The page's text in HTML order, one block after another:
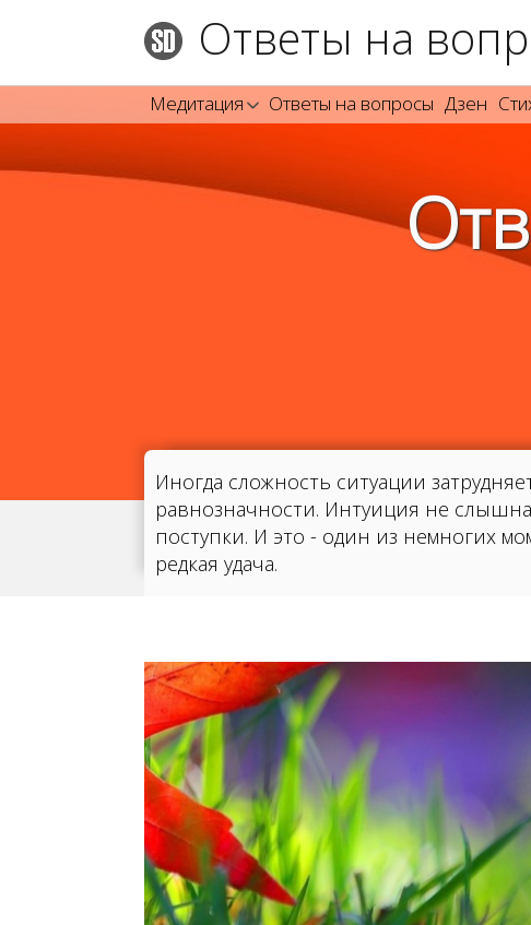
Ответы на
Медитация Ответы на вопросы Дзен
Иногда сложность ситуации
равнозначности. Интуиция не
поступки. И это - один из немногих
редкая удача.